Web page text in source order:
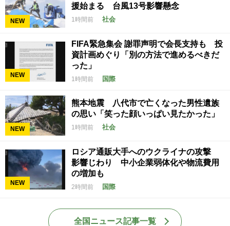
NEW
援始まる 台風13号影響懸念
1時間前 社会
NEW
FIFA緊急集会 謝罪声明で会長支持も 投
資計画めぐり「別の方法で進めるべきだ
った」
1時間前 国際
NEW
熊本地震 八代市で亡くなった男性遺族
の思い「笑った顔いっぱい見たかった」
1時間前 社会
NEW
ロシア通販大手へのウクライナの攻撃
影響じわり 中小企業弱体化や物流費用
の増加も
2時間前 国際
全国ニュース記事一覧